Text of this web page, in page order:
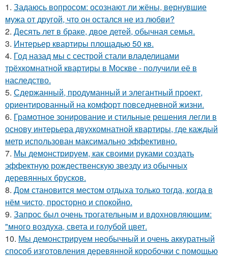
1. Задаюсь вопросом: осознают ли жёны, вернувшие
мужа от другой, что он остался не из любви?
2. Десять лет в браке, двое детей, обычная семья.
3. Интерьер квартиры площадью 50 кв.
4. Год назад мы с сестрой стали владелицами
трёхкомнатной квартиры в Москве - получили её в
наследство.
5. Сдержанный, продуманный и элегантный проект,
ориентированный на комфорт повседневной жизни.
6. Грамотное зонирование и стильные решения легли в
основу интерьера двухкомнатной квартиры, где каждый
метр использован максимально эффективно.
7. Мы демонстрируем, как своими руками создать
эффектную рождественскую звезду из обычных
деревянных брусков.
8. Дом становится местом отдыха только тогда, когда в
нём чисто, просторно и спокойно.
9. Запрос был очень трогательным и вдохновляющим:
"много воздуха, света и голубой цвет.
10. Мы демонстрируем необычный и очень аккуратный
способ изготовления деревянной коробочки с помощью